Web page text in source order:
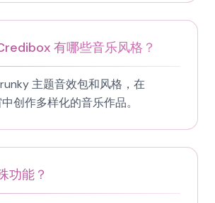
有哪些音乐风格？
主题音效包和风格，在
创作多样化的音乐作品。
功能？